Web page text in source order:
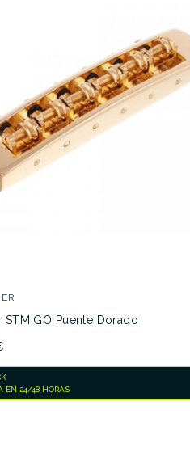
STM GO Puente Dorado
EN 24/48 HORAS